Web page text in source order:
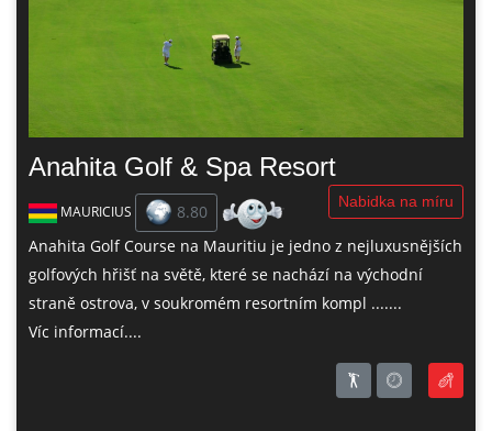
Anahita Golf & Spa Resort
Nabidka na míru
MAURICIUS
8.80
Anahita Golf Course na Mauritiu je jedno z nejluxusnějších
golfových hřišť na světě, které se nachází na východní
straně ostrova, v soukromém resortním kompl .......
Víc informací....